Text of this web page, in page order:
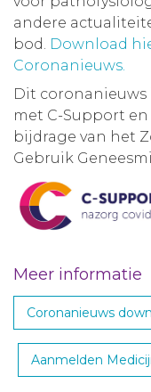
andere
bod. Download
Coronanieuws.
Dit
met C-Support
bijdrage van het
Gebruik
Meer informatie
Coronanieuws
Aanmelden